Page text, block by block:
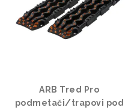
ARB Tred Pro
podmetači/trapovi pod